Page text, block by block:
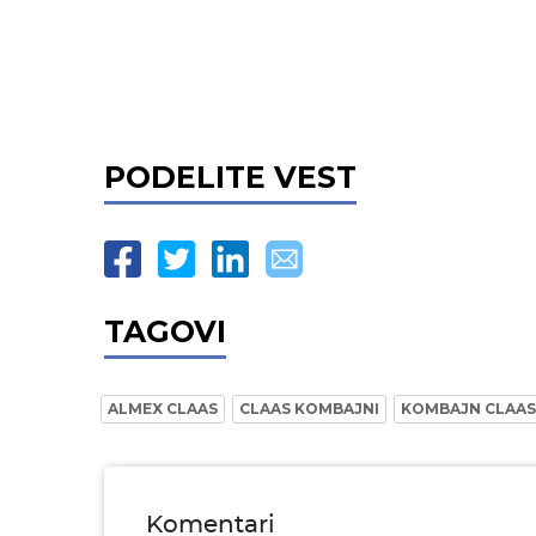
PODELITE VEST
TAGOVI
ALMEX CLAAS CLAAS KOMBAJNI KOMBAJN
Komentari